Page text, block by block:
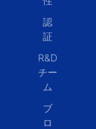
認
証
R&D
チー
ム
ブ
ロ